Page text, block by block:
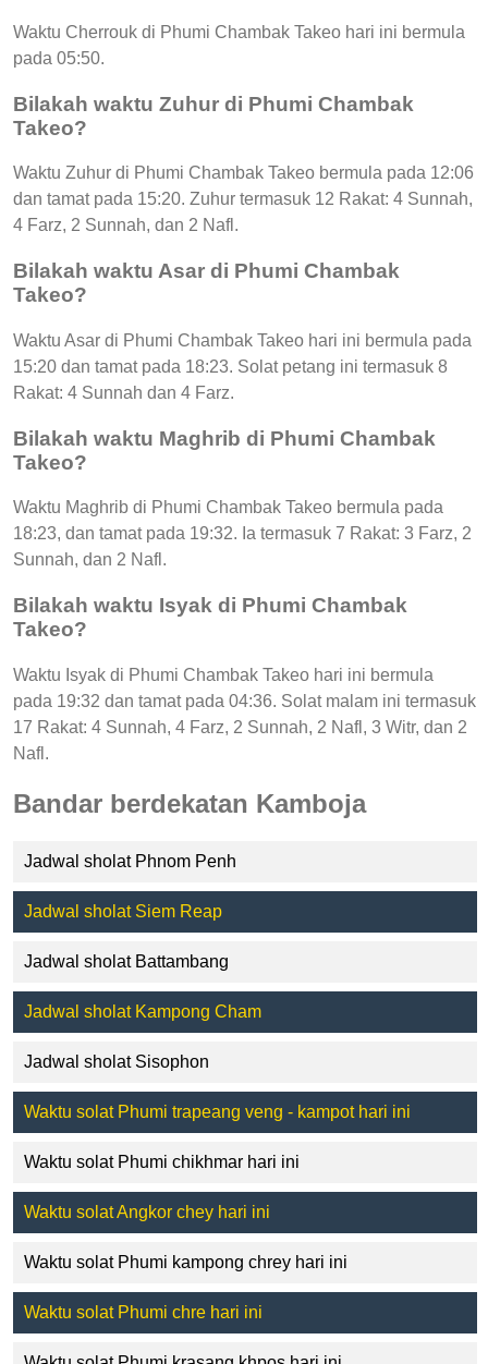
Waktu Cherrouk di Phumi Chambak Takeo hari ini bermula
pada 05:50.
Bilakah waktu Zuhur di Phumi Chambak
Takeo?
Waktu Zuhur di Phumi Chambak Takeo bermula pada 12:06
dan tamat pada 15:20. Zuhur termasuk 12 Rakat: 4 Sunnah,
4 Farz, 2 Sunnah, dan 2 Nafl.
Bilakah waktu Asar di Phumi Chambak
Takeo?
Waktu Asar di Phumi Chambak Takeo hari ini bermula pada
15:20 dan tamat pada 18:23. Solat petang ini termasuk 8
Rakat: 4 Sunnah dan 4 Farz.
Bilakah waktu Maghrib di Phumi Chambak
Takeo?
Waktu Maghrib di Phumi Chambak Takeo bermula pada
18:23, dan tamat pada 19:32. Ia termasuk 7 Rakat: 3 Farz, 2
Sunnah, dan 2 Nafl.
Bilakah waktu Isyak di Phumi Chambak
Takeo?
Waktu Isyak di Phumi Chambak Takeo hari ini bermula
pada 19:32 dan tamat pada 04:36. Solat malam ini termasuk
17 Rakat: 4 Sunnah, 4 Farz, 2 Sunnah, 2 Nafl, 3 Witr, dan 2
Nafl.
Bandar berdekatan Kamboja
Jadwal sholat Phnom Penh
Jadwal sholat Siem Reap
Jadwal sholat Battambang
Jadwal sholat Kampong Cham
Jadwal sholat Sisophon
Waktu solat Phumi trapeang veng - kampot hari ini
Waktu solat Phumi chikhmar hari ini
Waktu solat Angkor chey hari ini
Waktu solat Phumi kampong chrey hari ini
Waktu solat Phumi chre hari ini